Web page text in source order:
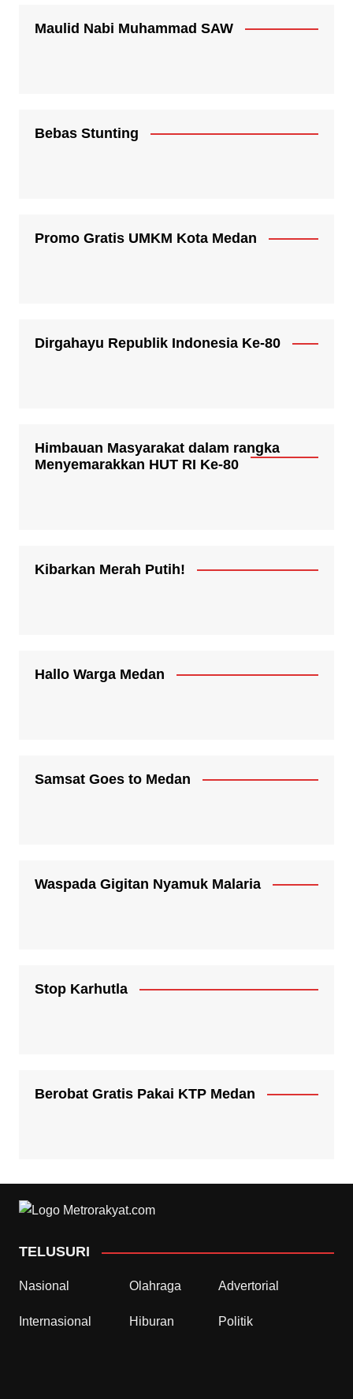
Maulid Nabi Muhammad SAW
Bebas Stunting
Promo Gratis UMKM Kota Medan
Dirgahayu Republik Indonesia Ke-80
Himbauan Masyarakat dalam rangka
Menyemarakkan HUT RI Ke-80
Kibarkan Merah Putih!
Hallo Warga Medan
Samsat Goes to Medan
Waspada Gigitan Nyamuk Malaria
Stop Karhutla
Berobat Gratis Pakai KTP Medan
TELUSURI
Nasional Olahraga Advertorial
Internasional Hiburan Politik